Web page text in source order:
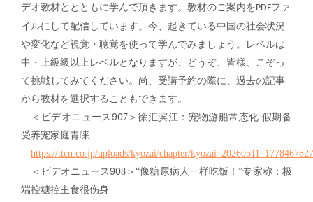
デオ教材ととともに学んで頂きます。教材のご案内を PDFファ
イルにして配信しています。今、起きている中国の社会状況
や変化など視覚・聴覚を使って学んでみましょう。レベルは
中・上級級以上レベルとなりますが、どうぞ、皆様、こぞっ
て挑戦してみてください。尚、受講予約の際に、過去の記事
から教材を選択することもできます。
＜ビデオニュース907＞徐汇滨江：宠物游船常态化 假期备
受养宠家庭青睐
https://ttcn.co.jp/uploads/kyozai/chapter/
＜ビデオニュース908＞“像糖尿病人一样吃饭！”专家称：极
端控糖控主食很伤身